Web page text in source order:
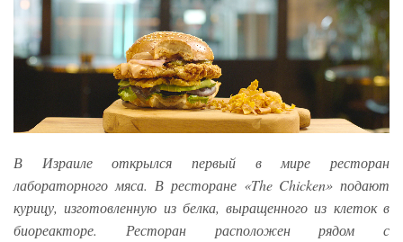
В Израиле открылся первый в мире ресторан
лабораторного мяса. В ресторане «The Chicken» подают
курицу, изготовленную из белка, выращенного из клеток в
биореакторе. Ресторан расположен рядом с